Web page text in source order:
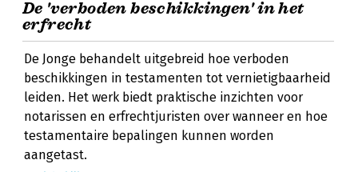
De 'verboden beschikkingen' in het
erfrecht
De Jonge behandelt uitgebreid hoe verboden
beschikkingen in testamenten tot vernietigbaarheid
leiden. Het werk biedt praktische inzichten voor
notarissen en erfrechtjuristen over wanneer en hoe
testamentaire bepalingen kunnen worden
aangetast.